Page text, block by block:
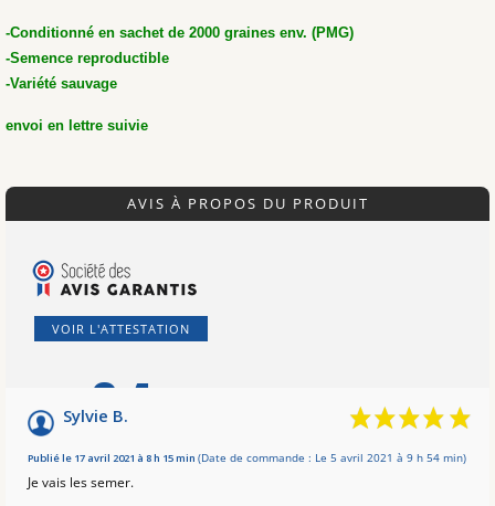
-Conditionné en sachet de 2000 graines env. (PMG)
-Semence reproductible
-Variété sauvage
envoi en lettre suivie
AVIS À PROPOS DU PRODUIT
VOIR L'ATTESTATION
8.4
Basé sur 10 avis
Sylvie B.
Publié le 17 avril 2021 à 8 h 15 min (Date de commande : Le 5 avril 2021 à 9 h 54 min)
Je vais les semer.